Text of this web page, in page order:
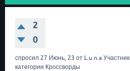
2
0
спросил 27 Июнь, 23 от L.u.n.a Участник
категории Кроссворды